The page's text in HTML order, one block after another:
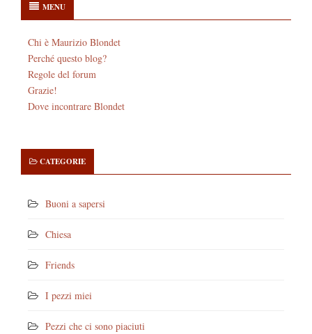
MENU
Chi è Maurizio Blondet
Perché questo blog?
Regole del forum
Grazie!
Dove incontrare Blondet
CATEGORIE
Buoni a sapersi
Chiesa
Friends
I pezzi miei
Pezzi che ci sono piaciuti